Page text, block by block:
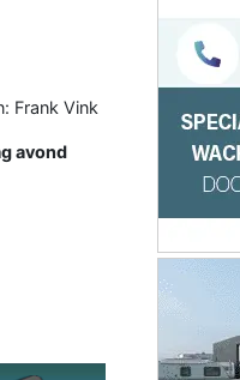
Frank Vink
avond